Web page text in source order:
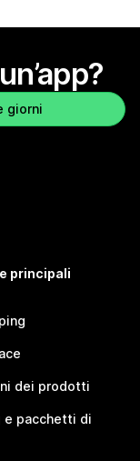
giorni
principali
dei prodotti
e pacchetti di